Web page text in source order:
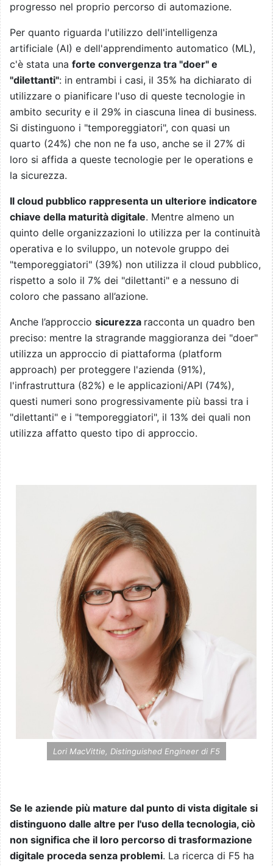
progresso nel proprio percorso di automazione.
Per quanto riguarda l'utilizzo dell'intelligenza
artificiale (AI) e dell'apprendimento automatico (ML),
c'è stata una forte convergenza tra "doer" e
"dilettanti": in entrambi i casi, il 35% ha dichiarato di
utilizzare o pianificare l'uso di queste tecnologie in
ambito security e il 29% in ciascuna linea di business.
Si distinguono i "temporeggiatori", con quasi un
quarto (24%) che non ne fa uso, anche se il 27% di
loro si affida a queste tecnologie per le operations e
la sicurezza.
Il cloud pubblico rappresenta un ulteriore indicatore
chiave della maturità digitale. Mentre almeno un
quinto delle organizzazioni lo utilizza per la continuità
operativa e lo sviluppo, un notevole gruppo dei
"temporeggiatori" (39%) non utilizza il cloud pubblico,
rispetto a solo il 7% dei "dilettanti" e a nessuno di
coloro che passano all’azione.
Anche l’approccio sicurezza racconta un quadro ben
preciso: mentre la stragrande maggioranza dei "doer"
utilizza un approccio di piattaforma (platform
approach) per proteggere l'azienda (91%),
l'infrastruttura (82%) e le applicazioni/API (74%),
questi numeri sono progressivamente più bassi tra i
"dilettanti" e i "temporeggiatori", il 13% dei quali non
utilizza affatto questo tipo di approccio.
Lori MacVittie, Distinguished Engineer di F5
Se le aziende più mature dal punto di vista digitale si
distinguono dalle altre per l'uso della tecnologia, ciò
non significa che il loro percorso di trasformazione
digitale proceda senza problemi. La ricerca di F5 ha